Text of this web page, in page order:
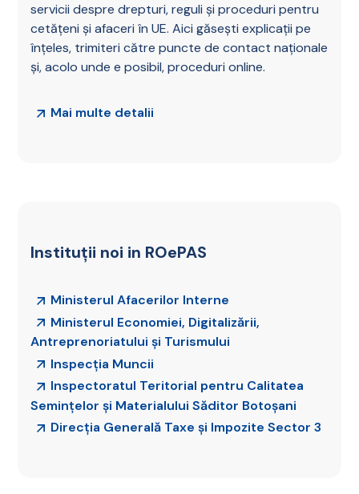
servicii despre drepturi, reguli și proceduri pentru
cetățeni și afaceri în UE. Aici găsești explicații pe
înțeles, trimiteri către puncte de contact naționale
și, acolo unde e posibil, proceduri online.
Mai multe detalii
Instituții noi in ROePAS
Ministerul Afacerilor Interne
Ministerul Economiei, Digitalizării,
Antreprenoriatului și Turismului
Inspecția Muncii
Inspectoratul Teritorial pentru Calitatea
Semințelor și Materialului Săditor Botoșani
Direcția Generală Taxe și Impozite Sector 3